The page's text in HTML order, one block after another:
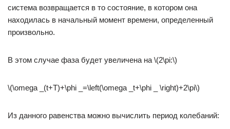
система возвращается в то состояние, в котором она
находилась в начальный момент времени, определенный
произвольно.
В этом случае фаза будет увеличена на \(2\pi:\)
\(\omega _(t+T)+\phi _=\left(\omega _t+\phi _ \right)+2\pi\)
Из данного равенства можно вычислить период колебаний: